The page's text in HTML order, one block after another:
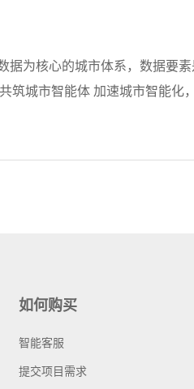
据为核心的城市体系，数据要
筑城市智能体 加速城市智能化
如何购买
智能客服
提交项目需求